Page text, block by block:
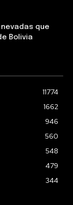
que
Bolivia
11774
1662
946
560
548
479
344